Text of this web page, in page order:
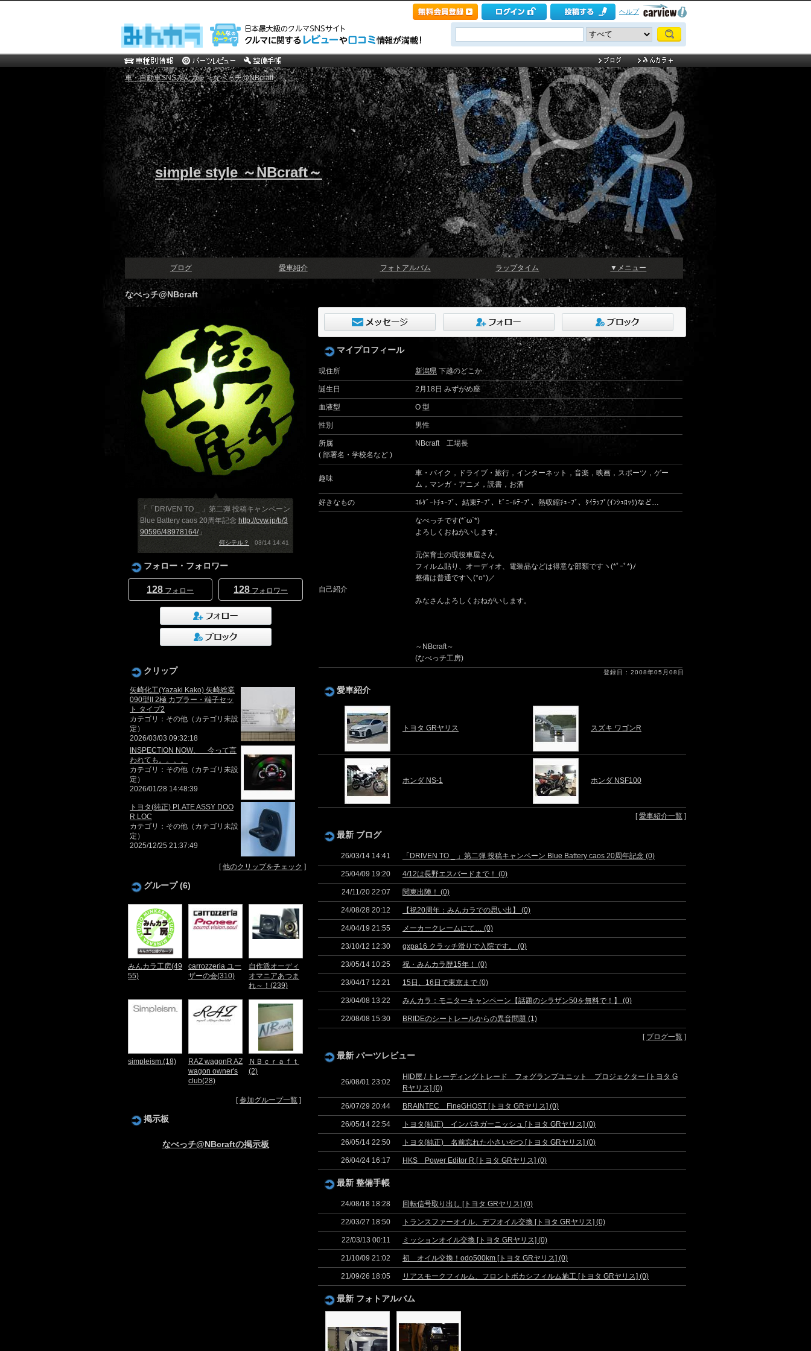
ヘルプ
車・自動車SNSみんカラ>なべっチ@NBcraft
simple style ～NBcraft～
ブログ 愛車紹介 フォトアルバム ラップタイム ▼メニュー
なべっチ@NBcraft
「「DRIVEN TO _ 」第二弾 投稿キャンペーン
Blue Battery caos 20周年記念 http://cvw.jp/b/3
90596/48978164/」
何シテル？ 03/14 14:41
フォロー・フォロワー
128 フォロー 128 フォロワー
クリップ
矢崎化工(Yazaki Kako) 矢崎総業
090型II 2極 カプラー・端子セッ
ト タイプ2
カテゴリ：その他（カテゴリ未設
定）
2026/03/03 09:32:18
INSPECTION NOW、 今って言
われても。。。。
カテゴリ：その他（カテゴリ未設
定）
2026/01/28 14:48:39
トヨタ(純正) PLATE ASSY DOO
R LOC
カテゴリ：その他（カテゴリ未設
定）
2025/12/25 21:37:49
[他のクリップをチェック ]
グループ (6)
みんカラ工房(49
55)
carrozzeria ユー
ザーの会(310)
自作派オーディ
オマニアあつま
れ～！(239)
simpleism.(18)
RAZ wagonR AZ
wagon owner's
club(28)
ＮＢｃｒａｆｔ
(2)
[参加グループ一覧 ]
掲示板
なべっチ@NBcraftの掲示板
マイプロフィール
現住所 新潟県 下越のどこか…
誕生日 2月18日 みずがめ座
血液型 O 型
性別 男性
所属
( 部署名・学校名など )
NBcraft 工場長
趣味
車・バイク，ドライブ・旅行，インターネット，音楽，映画，スポーツ，ゲー
ム，マンガ・アニメ，読書，お酒
好きなもの ｺﾙｹﾞｰﾄﾁｭｰﾌﾞ、結束ﾃｰﾌﾟ、ﾋﾞﾆｰﾙﾃｰﾌﾟ、熱収縮ﾁｭｰﾌﾞ、ﾀｲﾗｯﾌﾟ(ｲﾝｼｭﾛｯｸ)など…
自己紹介
なべっチです(*´ω`*)
よろしくおねがいします。
元保育士の現役車屋さん
フィルム貼り、オーディオ、電装品などは得意な部類ですヽ(*ﾟｰﾟ*)ﾉ
整備は普通です＼(°o°)／
みなさんよろしくおねがいします。
～NBcraft～
(なべっチ工房)
登録日 : 2008年05月08日
愛車紹介
トヨタ GRヤリス スズキ ワゴンR
ホンダ NS-1 ホンダ NSF100
[愛車紹介一覧 ]
最新 ブログ
26/03/14 14:41 「DRIVEN TO _ 」第二弾 投稿キャンペーン Blue Battery caos 20周年記念 (0)
25/04/09 19:20 4/12は長野エスバードまで！ (0)
24/11/20 22:07 関東出陣！ (0)
24/08/28 20:12 【祝20周年：みんカラでの思い出】 (0)
24/04/19 21:55 メーカークレームにて… (0)
23/10/12 12:30 gxpa16 クラッチ滑りで入院です。 (0)
23/05/14 10:25 祝・みんカラ歴15年！ (0)
23/04/17 12:21 15日、16日で東京まで (0)
23/04/08 13:22 みんカラ：モニターキャンペーン【話題のシラザン50を無料で！】 (0)
22/08/08 15:30 BRIDEのシートレールからの異音問題 (1)
[ ブログ一覧 ]
最新 パーツレビュー
26/08/01 23:02
HID屋 / トレーディングトレード フォグランプユニット プロジェクター [トヨタ G
Rヤリス] (0)
26/07/29 20:44 BRAINTEC FineGHOST [トヨタ GRヤリス] (0)
26/05/14 22:54 トヨタ(純正) インパネガーニッシュ [トヨタ GRヤリス] (0)
26/05/14 22:50 トヨタ(純正) 名前忘れた小さいやつ [トヨタ GRヤリス] (0)
26/04/24 16:17 HKS Power Editor R [トヨタ GRヤリス] (0)
最新 整備手帳
24/08/18 18:28 回転信号取り出し [トヨタ GRヤリス] (0)
22/03/27 18:50 トランスファーオイル、デフオイル交換 [トヨタ GRヤリス] (0)
22/03/13 00:11 ミッションオイル交換 [トヨタ GRヤリス] (0)
21/10/09 21:02 初 オイル交換！odo500km [トヨタ GRヤリス] (0)
21/09/26 18:05 リアスモークフィルム、フロントボカシフィルム施工 [トヨタ GRヤリス] (0)
最新 フォトアルバム